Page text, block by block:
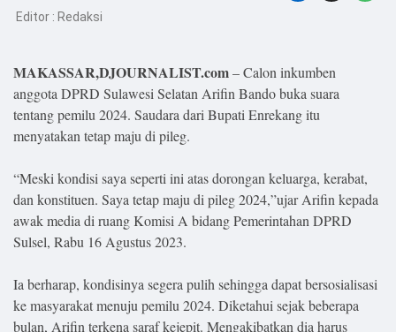
Lifestyle
Olahraga
Bola
Opini
Editor : Redaksi
MAKASSAR,DJOURNALIST.com– Calon inkumben
anggota DPRD Sulawesi Selatan Arifin Bando buka suara
tentang pemilu 2024. Saudara dari Bupati Enrekang itu
menyatakan tetap maju di pileg.
“Meski kondisi saya seperti ini atas dorongan keluarga, kerabat,
dan konstituen. Saya tetap maju di pileg 2024,”ujar Arifin kepada
awak media di ruang Komisi A bidang Pemerintahan DPRD
Sulsel, Rabu 16 Agustus 2023.
Ia berharap, kondisinya segera pulih sehingga dapat bersosialisasi
ke masyarakat menuju pemilu 2024. Diketahui sejak beberapa
bulan, Arifin terkena saraf kejepit. Mengakibatkan dia harus